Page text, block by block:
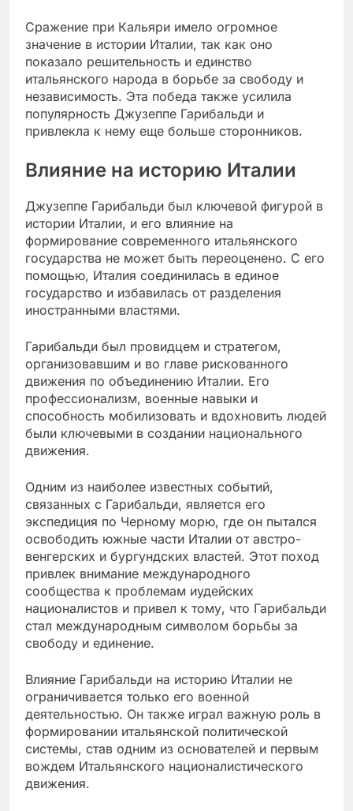
Сражение при Кальяри имело огромное
значение в истории Италии, так как оно
показало решительность и единство
итальянского народа в борьбе за свободу и
независимость. Эта победа также усилила
популярность Джузеппе Гарибальди и
привлекла к нему еще больше сторонников.
Влияние на историю Италии
Джузеппе Гарибальди был ключевой фигурой в
истории Италии, и его влияние на
формирование современного итальянского
государства не может быть переоценено. С его
помощью, Италия соединилась в единое
государство и избавилась от разделения
иностранными властями.
Гарибальди был провидцем и стратегом,
организовавшим и во главе рискованного
движения по объединению Италии. Его
профессионализм, военные навыки и
способность мобилизовать и вдохновить людей
были ключевыми в создании национального
движения.
Одним из наиболее известных событий,
связанных с Гарибальди, является его
экспедиция по Черному морю, где он пытался
освободить южные части Италии от австро-
венгерских и бургундских властей. Этот поход
привлек внимание международного
сообщества к проблемам иудейских
националистов и привел к тому, что Гарибальди
стал международным символом борьбы за
свободу и единение.
Влияние Гарибальди на историю Италии не
ограничивается только его военной
деятельностью. Он также играл важную роль в
формировании итальянской политической
системы, став одним из основателей и первым
вождем Итальянского националистического
движения.